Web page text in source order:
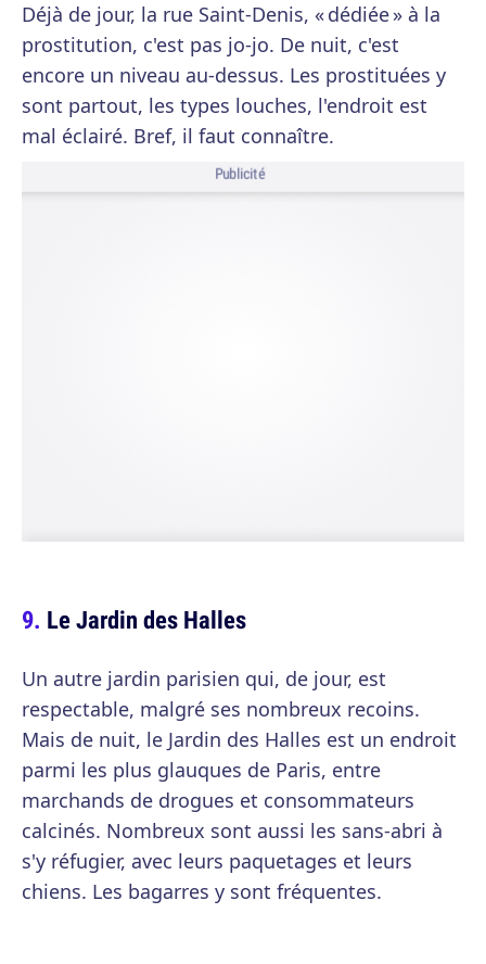
Déjà de jour, la rue Saint-Denis, « dédiée » à la
prostitution, c'est pas jo-jo. De nuit, c'est
encore un niveau au-dessus. Les prostituées y
sont partout, les types louches, l'endroit est
mal éclairé. Bref, il faut connaître.
Publicité
Le Jardin des Halles
Un autre jardin parisien qui, de jour, est
respectable, malgré ses nombreux recoins.
Mais de nuit, le Jardin des Halles est un endroit
parmi les plus glauques de Paris, entre
marchands de drogues et consommateurs
calcinés. Nombreux sont aussi les sans-abri à
s'y réfugier, avec leurs paquetages et leurs
chiens. Les bagarres y sont fréquentes.